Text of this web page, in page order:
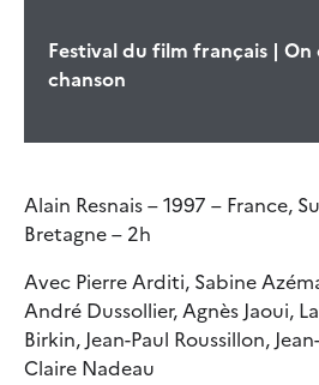
Festival du film français | On
chanson
Alain Resnais – 1997 – France,
Bretagne – 2h
Avec Pierre Arditi, Sabine
André Dussollier, Agnès Jaoui,
Birkin, Jean-Paul Roussillon,
Claire Nadeau